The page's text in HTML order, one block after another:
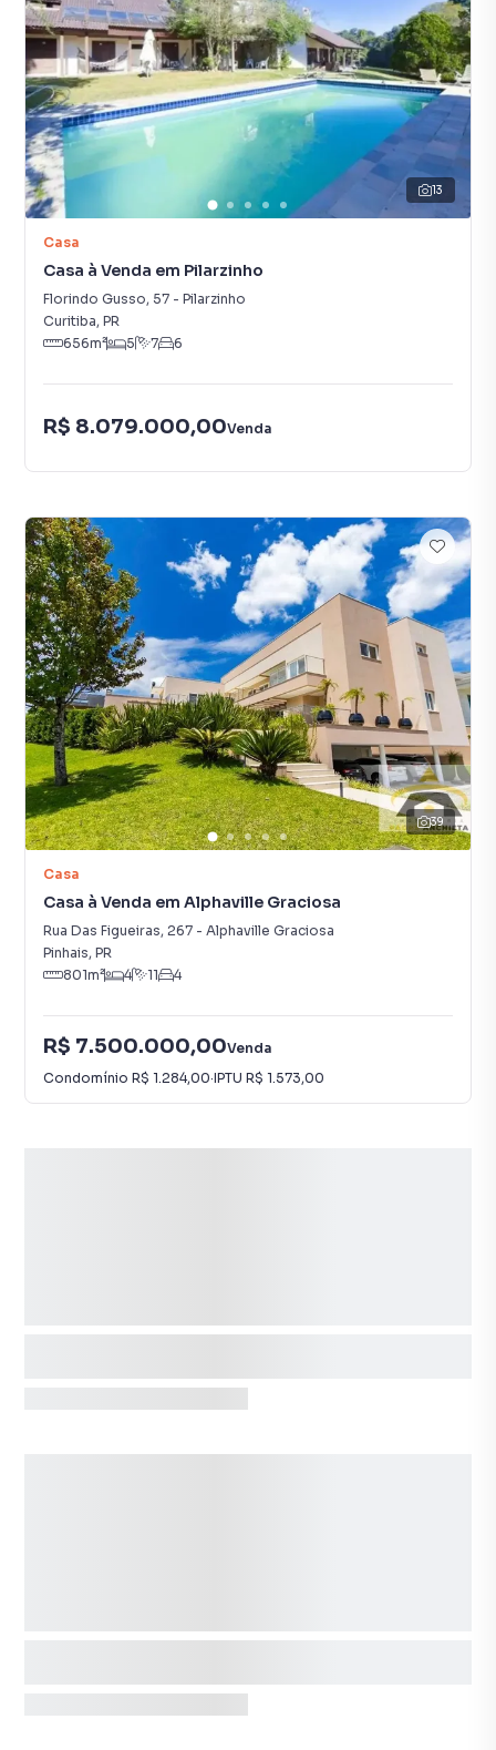
13
Casa
Casa à Venda em Pilarzinho
Florindo Gusso, 57 - Pilarzinho
Curitiba, PR
656m² 5 7 6
R$ 8.079.000,00Venda
39
Casa
Casa à Venda em Alphaville Graciosa
Rua Das Figueiras, 267 - Alphaville Graciosa
Pinhais, PR
801m² 4 11 4
R$ 7.500.000,00Venda
Condomínio R$ 1.284,00·IPTU R$ 1.573,00